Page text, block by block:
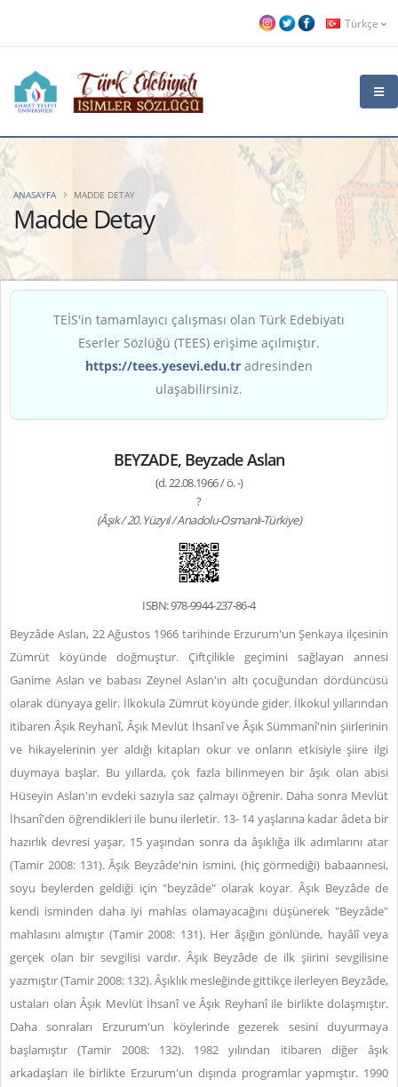
Türkçe
Madde Detay
ANASAYFA MADDE DETAY
TEİS'in tamamlayıcı çalışması olan Türk Edebiyatı
Eserler Sözlüğü (TEES) erişime açılmıştır.
https://tees.yesevi.edu.tr adresinden
ulaşabilirsiniz.
BEYZADE, Beyzade Aslan
(d. 22.08.1966 / ö. -)
?
(Âşık / 20. Yüzyıl / Anadolu-Osmanlı-Türkiye)
ISBN: 978-9944-237-86-4
Beyzâde Aslan, 22 Ağustos 1966 tarihinde Erzurum'un Şenkaya ilçesinin
Zümrüt köyünde doğmuştur. Çiftçilikle geçimini sağlayan annesi
Ganime Aslan ve babası Zeynel Aslan'ın altı çocuğundan dördüncüsü
olarak dünyaya gelir. İlkokula Zümrüt köyünde gider. İlkokul yıllarından
itibaren Âşık Reyhanî, Âşık Mevlüt İhsanî ve Âşık Sümmanî'nin şiirlerinin
ve hikayelerinin yer aldığı kitapları okur ve onların etkisiyle şiire ilgi
duymaya başlar. Bu yıllarda, çok fazla bilinmeyen bir âşık olan abisi
Hüseyin Aslan'ın evdeki sazıyla saz çalmayı öğrenir. Daha sonra Mevlüt
İhsanî'den öğrendikleri ile bunu ilerletir. 13- 14 yaşlarına kadar âdeta bir
hazırlık devresi yaşar, 15 yaşından sonra da âşıklığa ilk adımlarını atar
(Tamir 2008: 131). Âşık Beyzâde'nin ismini, (hiç görmediği) babaannesi,
soyu beylerden geldiği için "beyzâde" olarak koyar. Âşık Beyzâde de
kendi isminden daha iyi mahlas olamayacağını düşünerek "Beyzâde"
mahlasını almıştır (Tamir 2008: 131). Her âşığın gönlünde, hayâlî veya
gerçek olan bir sevgilisi vardır. Âşık Beyzâde de ilk şiirini sevgilisine
yazmıştır (Tamir 2008: 132). Âşıklık mesleğinde gittikçe ilerleyen Beyzâde,
ustaları olan Âşık Mevlüt İhsanî ve Âşık Reyhanî ile birlikte dolaşmıştır.
Daha sonraları Erzurum'un köylerinde gezerek sesini duyurmaya
başlamıştır (Tamir 2008: 132). 1982 yılından itibaren diğer âşık
arkadaşları ile birlikte Erzurum'un dışında programlar yapmıştır. 1990